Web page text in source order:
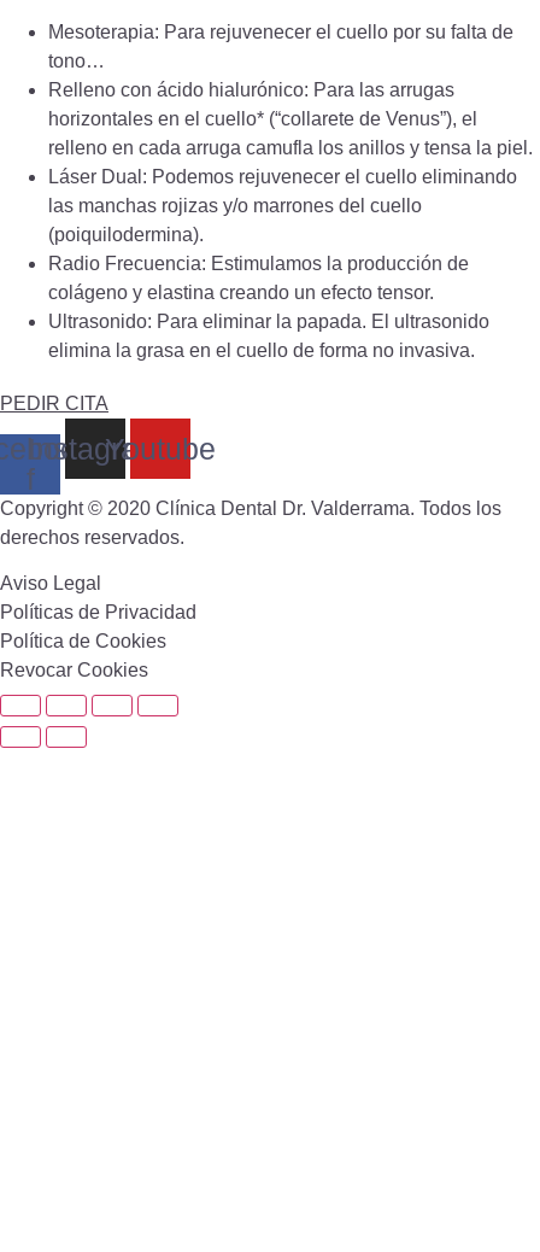
Mesoterapia: Para rejuvenecer el cuello por su falta de
tono…
Relleno con ácido hialurónico: Para las arrugas
horizontales en el cuello* (“collarete de Venus”), el
relleno en cada arruga camufla los anillos y tensa la piel.
Láser Dual: Podemos rejuvenecer el cuello eliminando
las manchas rojizas y/o marrones del cuello
(poiquilodermina).
Radio Frecuencia: Estimulamos la producción de
colágeno y elastina creando un efecto tensor.
Ultrasonido: Para eliminar la papada. El ultrasonido
elimina la grasa en el cuello de forma no invasiva.
PEDIR CITA
f
Instagram
Youtube
Copyright © 2020 Clínica Dental Dr. Valderrama. Todos los
derechos reservados.
Aviso Legal
Políticas de Privacidad
Política de Cookies
Revocar Cookies